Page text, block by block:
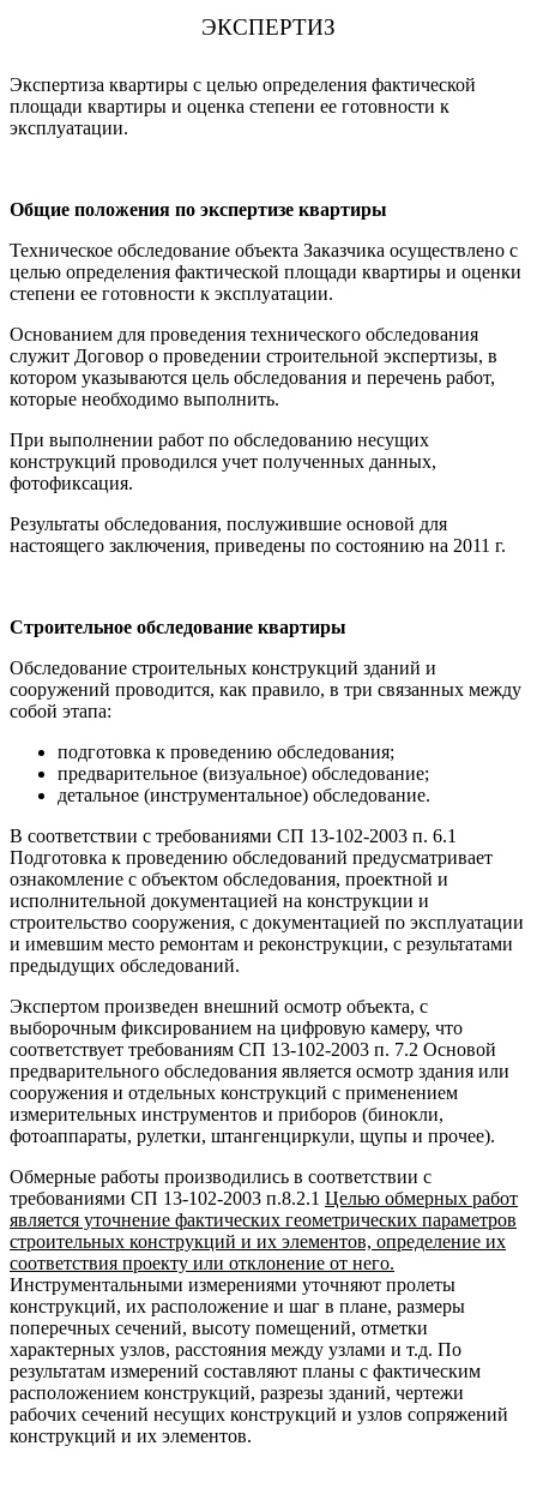
ЭКСПЕРТИЗ
Экспертиза квартиры с целью определения фактической
площади квартиры и оценка степени ее готовности к
эксплуатации.
Общие положения по экспертизе квартиры
Техническое обследование объекта Заказчика осуществлено с
целью определения фактической площади квартиры и оценки
степени ее готовности к эксплуатации.
Основанием для проведения технического обследования
служит Договор о проведении строительной экспертизы, в
котором указываются цель обследования и перечень работ,
которые необходимо выполнить.
При выполнении работ по обследованию несущих
конструкций проводился учет полученных данных,
фотофиксация.
Результаты обследования, послужившие основой для
настоящего заключения, приведены по состоянию на 2011 г.
Строительное обследование квартиры
Обследование строительных конструкций зданий и
сооружений проводится, как правило, в три связанных между
собой этапа:
подготовка к проведению обследования;
предварительное (визуальное) обследование;
детальное (инструментальное) обследование.
В соответствии с требованиями СП 13-102-2003 п. 6.1
Подготовка к проведению обследований предусматривает
ознакомление с объектом обследования, проектной и
исполнительной документацией на конструкции и
строительство сооружения, с документацией по эксплуатации
и имевшим место ремонтам и реконструкции, с результатами
предыдущих обследований.
Экспертом произведен внешний осмотр объекта, с
выборочным фиксированием на цифровую камеру, что
соответствует требованиям СП 13-102-2003 п. 7.2 Основой
предварительного обследования является осмотр здания или
сооружения и отдельных конструкций с применением
измерительных инструментов и приборов (бинокли,
фотоаппараты, рулетки, штангенциркули, щупы и прочее).
Обмерные работы производились в соответствии с
требованиями СП 13-102-2003 п.8.2.1 Целью обмерных работ
является уточнение фактических геометрических параметров
строительных конструкций и их элементов, определение их
соответствия проекту или отклонение от него.
Инструментальными измерениями уточняют пролеты
конструкций, их расположение и шаг в плане, размеры
поперечных сечений, высоту помещений, отметки
характерных узлов, расстояния между узлами и т.д. По
результатам измерений составляют планы с фактическим
расположением конструкций, разрезы зданий, чертежи
рабочих сечений несущих конструкций и узлов сопряжений
конструкций и их элементов.